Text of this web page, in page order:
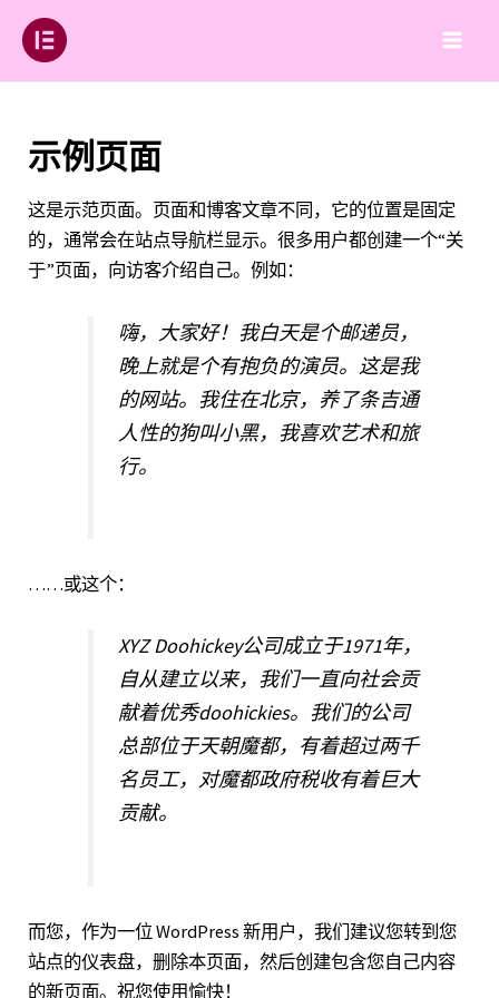
示例页面
这是示范页面。页面和博客文章不同，它的位置是固定
的，通常会在站点导航栏显示。很多用户都创建一个“关
于”页面，向访客介绍自己。例如：
嗨，大家好！我白天是个邮递员，
晚上就是个有抱负的演员。这是我
的网站。我住在北京，养了条吉通
人性的狗叫小黑，我喜欢艺术和旅
行。
……或这个：
XYZ Doohickey公司成立于1971年，
自从建立以来，我们一直向社会贡
献着优秀doohickies。我们的公司
总部位于天朝魔都，有着超过两千
名员工，对魔都政府税收有着巨大
贡献。
而您，作为一位 WordPress 新用户，我们建议您转到您
站点的仪表盘，删除本页面，然后创建包含您自己内容
的新页面。祝您使用愉快！